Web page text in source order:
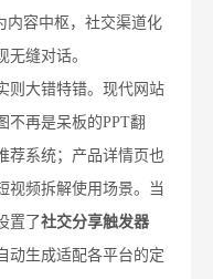
内容中枢，社交渠道化
缝对话。
则大错特错。现代网站
不再是呆板的PPT翻
荐系统；产品详情页也
视频拆解使用场景。当
置了社交分享触发器
生成适配各平台的定